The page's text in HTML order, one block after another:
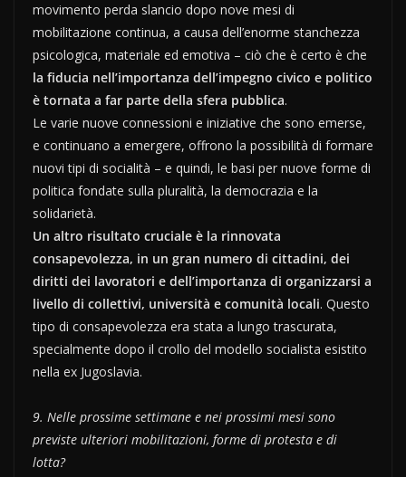
movimento perda slancio dopo nove mesi di
mobilitazione continua, a causa dell’enorme stanchezza
psicologica, materiale ed emotiva – ciò che è certo è che
la fiducia nell’importanza dell’impegno civico e politico
è tornata a far parte della sfera pubblica.
Le varie nuove connessioni e iniziative che sono emerse,
e continuano a emergere, offrono la possibilità di formare
nuovi tipi di socialità – e quindi, le basi per nuove forme di
politica fondate sulla pluralità, la democrazia e la
solidarietà.
Un altro risultato cruciale è la rinnovata
consapevolezza, in un gran numero di cittadini, dei
diritti dei lavoratori e dell’importanza di organizzarsi a
livello di collettivi, università e comunità locali. Questo
tipo di consapevolezza era stata a lungo trascurata,
specialmente dopo il crollo del modello socialista esistito
nella ex Jugoslavia.
9. Nelle prossime settimane e nei prossimi mesi sono
previste ulteriori mobilitazioni, forme di protesta e di
lotta?